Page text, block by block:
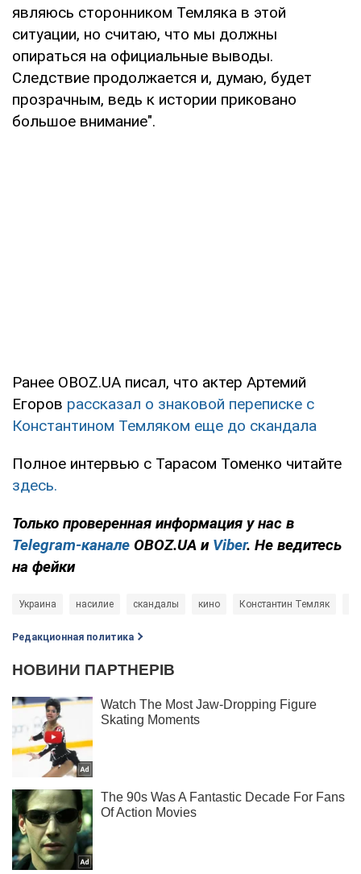
являюсь сторонником Темляка в этой
ситуации, но считаю, что мы должны
опираться на официальные выводы.
Следствие продолжается и, думаю, будет
прозрачным, ведь к истории приковано
большое внимание".
Ранее OBOZ.UA писал, что актер Артемий
Егоров рассказал о знаковой переписке с
Константином Темляком еще до скандала
Полное интервью с Тарасом Томенко читайте
здесь.
Только проверенная информация у нас в
Telegram-канале OBOZ.UA и Viber. Не ведитесь
на фейки
Украина насилие скандалы кино Константин Темляк
Редакционная политика